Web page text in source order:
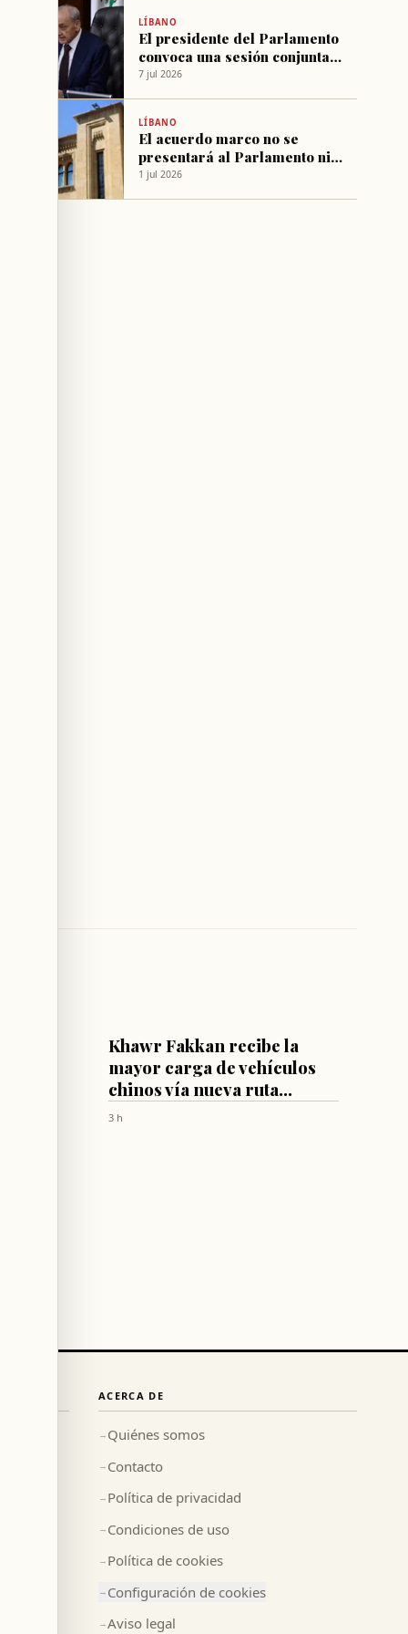
LÍBANO
El presidente del Parlamento
convoca una sesión conjunta
de comisiones para el jueves
7 jul 2026
LÍBANO
El acuerdo marco no se
presentará al Parlamento ni
al Gobierno
1 jul 2026
ECONOMÍA
Khawr Fakkan recibe la
mayor carga de vehículos
chinos vía nueva ruta
marítima
3 h
ACERCA DE
→ Quiénes somos
→ Contacto
→ Política de privacidad
→ Condiciones de uso
→ Política de cookies
→ Configuración de cookies
→Aviso legal